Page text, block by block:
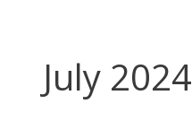
July 2024